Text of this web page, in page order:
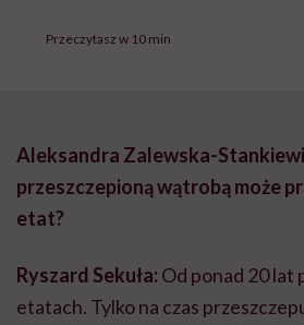
Przeczytasz w 10 min
Aleksandra Zalewska-
przeszczepioną wątrobą może
etat?
Ryszard Sekuła: Od ponad 20 lat
etatach. Tylko na czas